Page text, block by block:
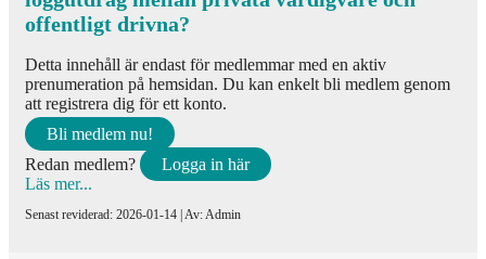
Verksamhet
Verksamhetschef
offentligt drivna?
Detta innehåll är endast för medlemmar med en aktiv
prenumeration på hemsidan. Du kan enkelt bli medlem genom
att registrera dig för ett konto.
Bli medlem nu!
Redan medlem?
Logga in här
Läs mer...
Senast reviderad: 2026-01-14 | Av: Admin